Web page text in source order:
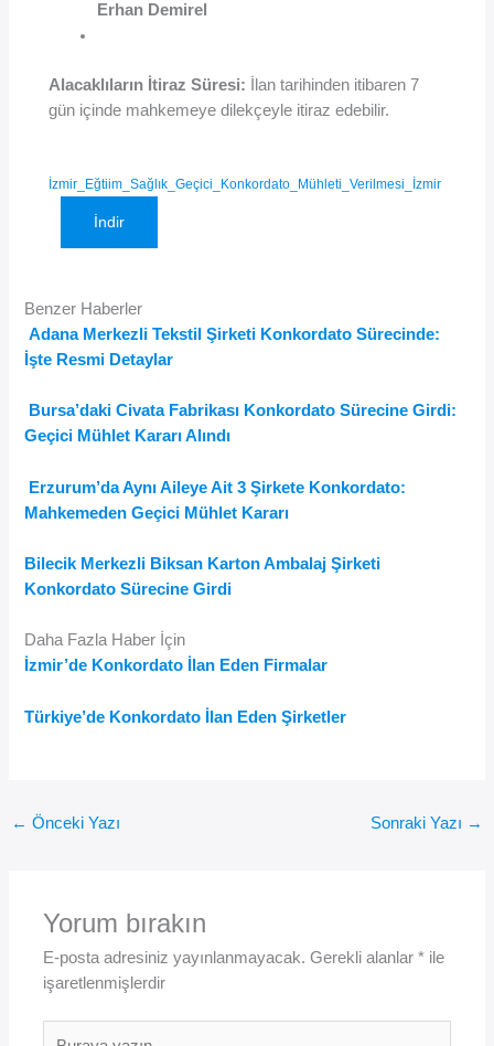
Erhan Demirel
Alacaklıların İtiraz Süresi: İlan tarihinden itibaren 7
gün içinde mahkemeye dilekçeyle itiraz edebilir.
İzmir_Eğtiim_Sağlık_Geçici_Konkordato_Mühleti_Verilmesi_İzmir
İndir
Benzer Haberler
Adana Merkezli Tekstil Şirketi Konkordato Sürecinde:
İşte Resmi Detaylar
Bursa’daki Civata Fabrikası Konkordato Sürecine Girdi:
Geçici Mühlet Kararı Alındı
Erzurum’da Aynı Aileye Ait 3 Şirkete Konkordato:
Mahkemeden Geçici Mühlet Kararı
Bilecik Merkezli Biksan Karton Ambalaj Şirketi
Konkordato Sürecine Girdi
Daha Fazla Haber İçin
İzmir’de Konkordato İlan Eden Firmalar
Türkiye’de Konkordato İlan Eden Şirketler
← Önceki Yazı Sonraki Yazı →
Yorum bırakın
E-posta adresiniz yayınlanmayacak. Gerekli alanlar* ile
işaretlenmişlerdir